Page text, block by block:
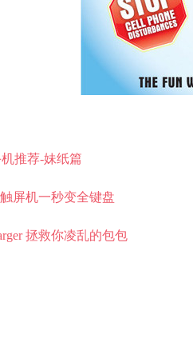
推荐-妹纸篇
触屏机一秒变全键盘
拯救你凌乱的包包